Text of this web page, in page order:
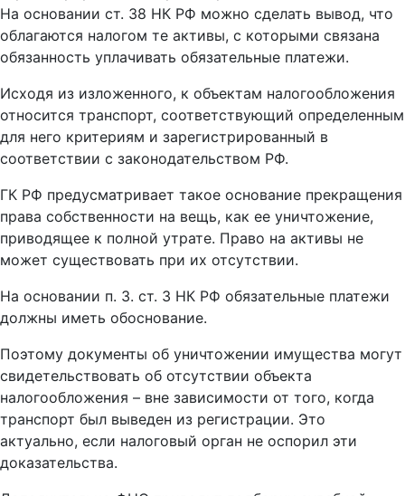
На основании ст. 38 НК РФ можно сделать вывод, что
облагаются налогом те активы, с которыми связана
обязанность уплачивать обязательные платежи.
Исходя из изложенного, к объектам налогообложения
относится транспорт, соответствующий определенным
для него критериям и зарегистрированный в
соответствии с законодательством РФ.
ГК РФ предусматривает такое основание прекращения
права собственности на вещь, как ее уничтожение,
приводящее к полной утрате. Право на активы не
может существовать при их отсутствии.
На основании п. 3. ст. 3 НК РФ обязательные платежи
должны иметь обоснование.
Поэтому документы об уничтожении имущества могут
свидетельствовать об отсутствии объекта
налогообложения – вне зависимости от того, когда
транспорт был выведен из регистрации. Это
актуально, если налоговый орган не оспорил эти
доказательства.